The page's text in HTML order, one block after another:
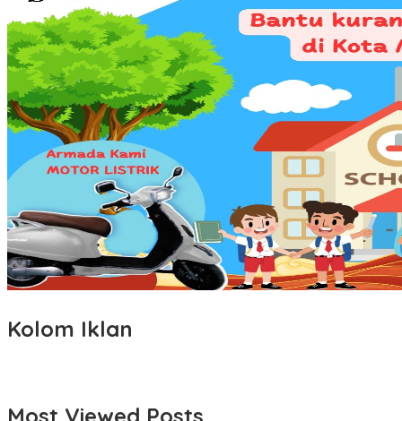
Kolom Iklan
Most Viewed Posts